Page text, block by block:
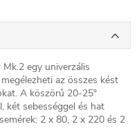
egy univerzális
az összes kést
A köszörű 20-25°
két sebességgel és hat
2 x 80, 2 x 220 és 2